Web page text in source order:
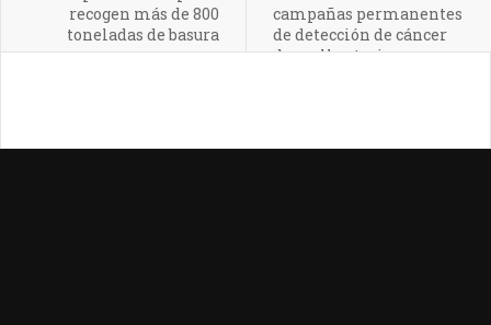
recogen más de 800
toneladas de basura
campañas permanentes
de detección de cáncer
de cuello uterino y